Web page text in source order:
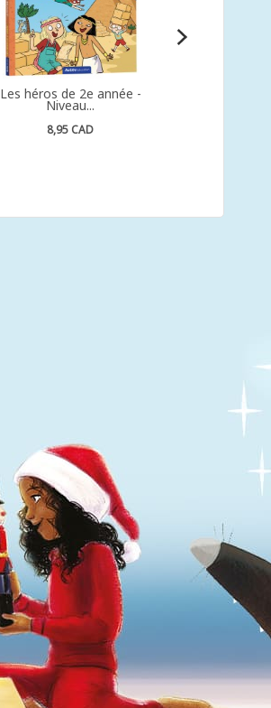
Les héros de 2e année -
Niveau...
8,95 CAD